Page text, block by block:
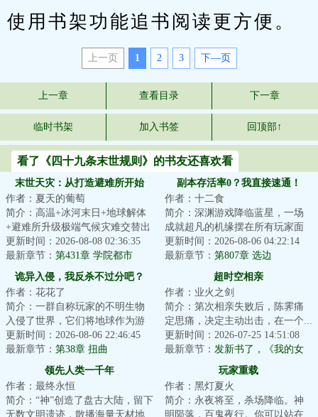
使用书架功能追书阅读更方便。
上一页 1 2 3 下—页
上一章 查看目录 下一章
临时书架 加入书签 回顶部↑
看了《四十九条末世规则》的书友还喜欢看
末世天灾：从打造避难所开始
作者：夏天的葡萄
简介：高温+冰河末日+地球解体
+避难所升级极端气候灾难交替出
现，地表生物灭绝，人类文明走
向末日。苏武...
更新时间：2026-08-08 02:36:35
最新章节： 第431章 学院都市
副本存活率0？我直接速通！
作者：十二食
简介：深渊游戏降临蓝星，一场
成就超凡的机缘摆在所有玩家面
前。置身危险诡异的深渊游戏，
一步踏错，万劫...
更新时间：2026-08-06 04:22:14
最新章节： 第807章 选边
诡异入侵，我反杀不过分吧？
作者：花花了
简介：一群自称玩家的不明生物
入侵了世界，它们将地球作为游
戏场地，展开一场争夺卡牌的游
戏。风翎意外获...
更新时间：2026-08-06 22:46:45
最新章节： 第38章 扭曲
超时空相亲
作者：业火之剑
简介：第次相亲失败后，陈霁痛
定思痛，决定主动出击，在一个...
更新时间：2026-07-25 14:51:08
最新章节： 发新书了，《我的女
友是收容物》
领先人类一千年
作者：最终永恒
简介：“神”创造了盘古大陆，留下
无数文明遗迹，散播海量天材地
玩家重载
作者：黑灯夏火
简介：永夜将至，杀场降临。神
明陨落，百鬼夜行。你可以站在